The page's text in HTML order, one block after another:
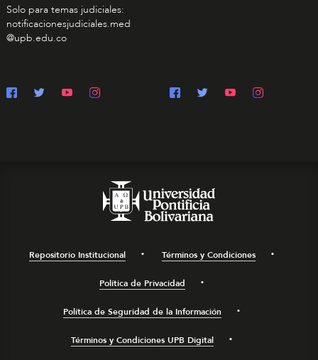
Solo para temas judiciales:
notificacionesjudiciales.med
@upb.edu.co
Repositorio Institucional Términos y Condiciones
Política de Privacidad
Política de Seguridad de la Información
Términos y Condiciones UPB Digital